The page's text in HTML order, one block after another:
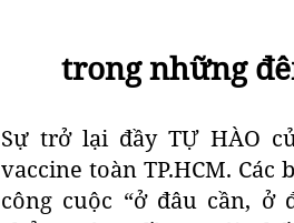
trong những
Sự trở lại đầy TỰ HÀO
vaccine toàn TP.HCM.
công cuộc “ở đâu cần, ở